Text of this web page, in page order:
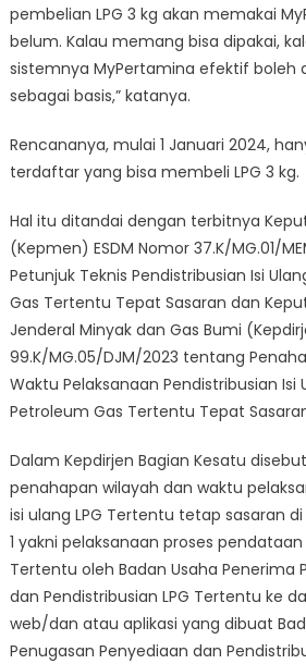
pembelian LPG 3 kg akan memakai
belum. Kalau memang bisa dipakai,
sistemnya MyPertamina efektif boleh
sebagai basis,” katanya.
Rencananya, mulai 1 Januari 2024,
terdaftar yang bisa membeli LPG 3 kg.
Hal itu ditandai dengan terbitnya
(Kepmen) ESDM Nomor 37.K/MG.01/
Petunjuk Teknis Pendistribusian Isi
Gas Tertentu Tepat Sasaran dan
Jenderal Minyak dan Gas Bumi
99.K/MG.05/DJM/2023 tentang
Waktu Pelaksanaan Pendistribusian Isi
Petroleum Gas Tertentu Tepat
Dalam Kepdirjen Bagian Kesatu
penahapan wilayah dan waktu
isi ulang LPG Tertentu tetap sasaran
1 yakni pelaksanaan proses pendataan
Tertentu oleh Badan Usaha Penerima
dan Pendistribusian LPG Tertentu ke
web/dan atau aplikasi yang dibuat
Penugasan Penyediaan dan